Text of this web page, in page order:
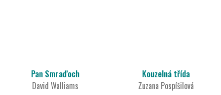
Pan Smraďoch
David Walliams
Kouzelná třída
Zuzana Pospíšilová